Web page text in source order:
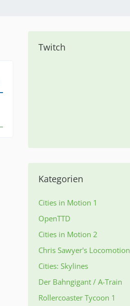
Twitch
Kategorien
Cities in Motion 1
OpenTTD
Cities in Motion 2
Chris Sawyer's Locomotion
Cities: Skylines
Der Bahngigant / A-Train
Rollercoaster Tycoon 1